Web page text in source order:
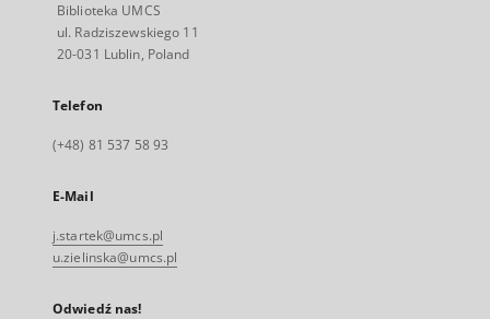
Biblioteka UMCS
ul. Radziszewskiego 11
20-031 Lublin, Poland
Telefon
(+48) 81 537 58 93
E-Mail
j.startek@umcs.pl
u.zielinska@umcs.pl
Odwiedź nas!